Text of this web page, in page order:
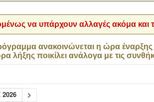
να υπάρχουν αλλαγές ακόμα και
ανακοινώνεται η ώρα
λήξης ποικίλει ανάλογα με τις